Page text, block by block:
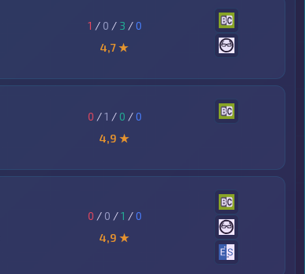
1 / 0 / 3 /0
4,7 ★
0 /1 / 0 /0
4,9 ★
0 / 0 /1 /0
4,9 ★